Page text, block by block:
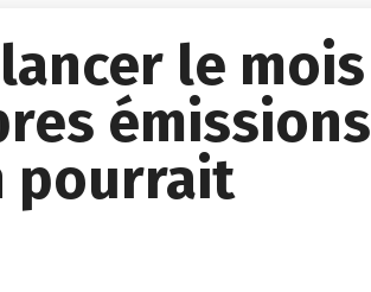
le mois
émissions
pourrait